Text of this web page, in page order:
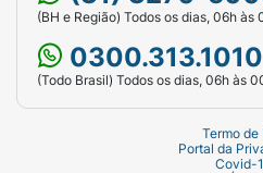
(BH e Região) Todos os dias, 06h às
0300.313.1010
(Todo Brasil) Todos os dias, 06h às
Termo de
Portal da
Covid-